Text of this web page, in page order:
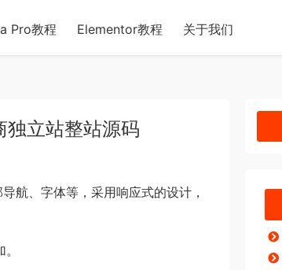
Pro教程 Elementor教程 关于我们
立站整站源码
航、字体等，采用响应式的设计，